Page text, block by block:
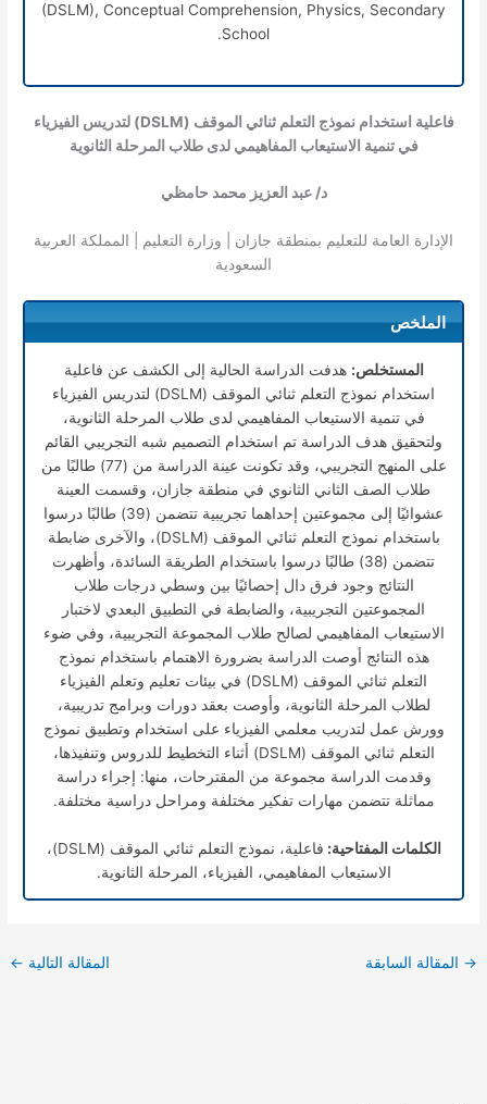
(DSLM), Conceptual Comprehension, Physics, Secondary
School.
فاعلية استخدام نموذج التعلم ثنائي الموقف (DSLM) لتدريس الفيزياء
في تنمية الاستيعاب المفاهيمي لدى طلاب المرحلة الثانوية
د/ عبد العزيز محمد حامظي
الإدارة العامة للتعليم بمنطقة جازان | وزارة التعليم | المملكة العربية
السعودية
الملخص
المستخلص: هدفت الدراسة الحالية إلى الكشف عن فاعلية
استخدام نموذج التعلم ثنائي الموقف (DSLM) لتدريس الفيزياء
في تنمية الاستيعاب المفاهيمي لدى طلاب المرحلة الثانوية،
ولتحقيق هدف الدراسة تم استخدام التصميم شبه التجريبي القائم
على المنهج التجريبي، وقد تكونت عينة الدراسة من (77) طالبًا من
طلاب الصف الثاني الثانوي في منطقة جازان، وقسمت العينة
عشوائيًا إلى مجموعتين إحداهما تجريبية تتضمن (39) طالبًا درسوا
باستخدام نموذج التعلم ثنائي الموقف (DSLM)، والآخرى ضابطة
تتضمن (38) طالبًا درسوا باستخدام الطريقة السائدة، وأظهرت
النتائج وجود فرق دال إحصائيًا بين وسطي درجات طلاب
المجموعتين التجريبية، والضابطة في التطبيق البعدي لاختبار
الاستيعاب المفاهيمي لصالح طلاب المجموعة التجريبية، وفي ضوء
هذه النتائج أوصت الدراسة بضرورة الاهتمام باستخدام نموذج
التعلم ثنائي الموقف (DSLM) في بيئات تعليم وتعلم الفيزياء
لطلاب المرحلة الثانوية، وأوصت بعقد دورات وبرامج تدريبية،
وورش عمل لتدريب معلمي الفيزياء على استخدام وتطبيق نموذج
التعلم ثنائي الموقف (DSLM) أثناء التخطيط للدروس وتنفيذها،
وقدمت الدراسة مجموعة من المقترحات، منها: إجراء دراسة
مماثلة تتضمن مهارات تفكير مختلفة ومراحل دراسية مختلفة.
الكلمات المفتاحية:
فاعلية، نموذج التعلم ثنائي الموقف (DSLM)،
الاستيعاب المفاهيمي، الفيزياء، المرحلة الثانوية.
→ المقالة السابقة المقالة التالية ←